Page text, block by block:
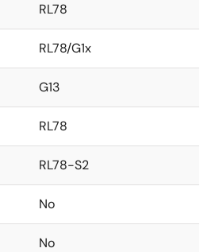
RL78
RL78/G1x
G13
RL78
RL78-S2
No
No